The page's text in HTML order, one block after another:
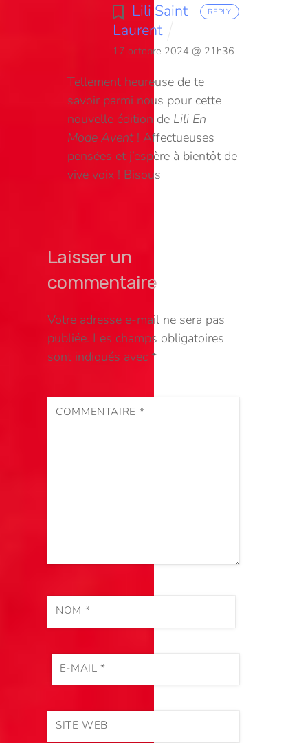
Lili Saint
Laurent
17 octobre 2024 @ 21h36
Tellement heureuse de te
savoir parmi nous pour cette
nouvelle édition de Lili En
Mode Avent! Affectueuses
pensées et j’espère à bientôt de
vive voix ! Bisous
REPLY
Laisser un
commentaire
Votre adresse e-mail ne sera pas
publiée. Les champs obligatoires
sont indiqués avec*
COMMENTAIRE *
NOM *
E-MAIL*
SITE WEB